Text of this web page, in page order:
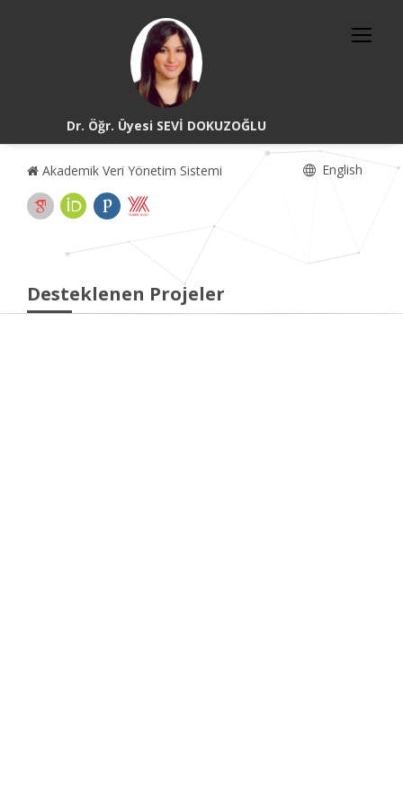
Dr. Öğr. Üyesi SEVİ DOKUZOĞLU
Akademik Veri Yönetim Sistemi English
Desteklenen Projeler